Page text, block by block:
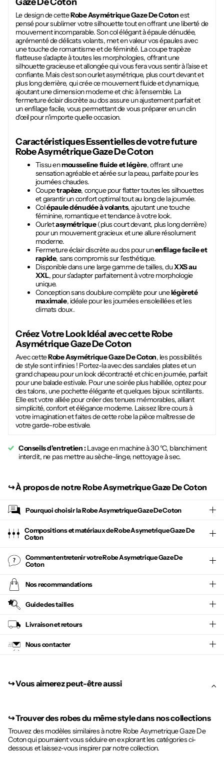
Le design de cetteRobe Asymétrique Gaze De Cotonest
pensé pour sublimer votre silhouette tout en offrant une liberté de
mouvement incomparable. Son col élégant à épaule dénudée,
agrémenté de délicats volants, met en valeur vos épaules avec
une touche de romantisme et de féminité. La coupe trapèze
flatteuse s'adapte à toutes les morphologies, offrant une
silhouette gracieuse et allongée qui vous fera vous sentir à l'aise et
confiante. Mais c'est son ourlet asymétrique, plus court devant et
plus long derrière, qui crée ce mouvement fluide et dynamique,
ajoutant une dimension moderne et chic à l'ensemble. La
fermeture éclair discrète au dos assure un ajustement parfait et
un enfilage facile, vous permettant de vous préparer en un clin
d'œil pour n'importe quelle occasion.
Caractéristiques Essentielles de votre future
Robe Asymétrique Gaze De Coton
Tissu enmousseline fluide et légère, offrant une
sensation agréable et aérée sur la peau, parfaite pour les
journées chaudes.
Coupetrapèze, conçue pour flatter toutes les silhouettes
et garantir un confort optimal tout au long de la journée.
Colépaule dénudée à volants, ajoutant une touche
féminine, romantique et tendance à votre look.
Ourletasymétrique(plus court devant, plus long derrière)
pour un mouvement gracieux et une allure résolument
moderne.
Fermeture éclair discrète au dos pour unenfilage facile et
rapide, sans compromis sur l'esthétique.
Disponible dans une large gamme de tailles, duXXS au
XXL, pour s'adapter parfaitement à votre morphologie
unique.
Conception sans doublure complète pour unelégèreté
maximale, idéale pour les journées ensoleillées et les
climats doux.
Créez Votre Look Idéal avec cetteRobe
Asymétrique Gaze De Coton
Avec cetteRobe Asymétrique Gaze De Coton, les possibilités
de style sont infinies ! Portez-la avec des sandales plates et un
grand chapeau pour un look décontracté et chic en journée, parfait
pour une balade estivale. Pour une soirée plus habillée, optez pour
des talons, une pochette élégante et quelques bijoux scintillants.
Elle est votre alliée pour créer des tenues mémorables, alliant
simplicité, confort et élégance moderne. Laissez libre cours à
votre imagination et faites de cette robe la pièce maîtresse de
votre garde-robe estivale.
Conseils d'entretien :Lavage en machine à 30 °C, blanchiment
interdit, ne pas mettre au sèche-linge, nettoyage à sec.
↪︎À propos de notre Robe Asymetrique Gaze De Coton
Pourquoi choisir laRobe Asymetrique Gaze De Coton
Compositions et matériaux de Robe Asymetrique Gaze De
Coton
Comment entretenir votreRobe Asymetrique Gaze De
Coton
Nos recommandations
Guide des tailles
Livraison et retours
Nous contacter
↪︎ Vous aimerez peut-être aussi
↪︎Trouver des robes du même style dans nos collections
Trouvez des modèles similaires à notre Robe Asymetrique Gaze De
Coton qui pourraient vous séduire en explorant les catégories ci-
dessous et laissez-vous inspirer par notre collection.